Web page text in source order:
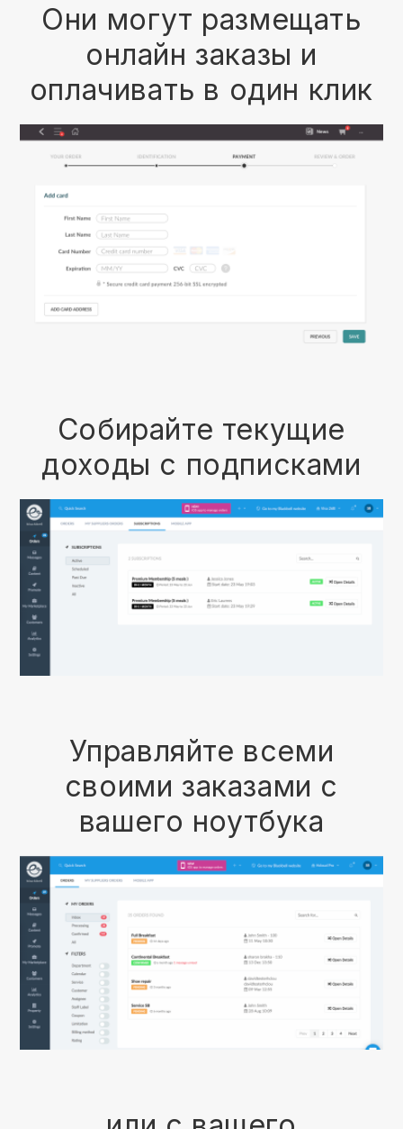
Они могут размещать
онлайн заказы и
оплачивать в один клик
Собирайте текущие
доходы с подписками
Управляйте всеми
своими заказами с
вашего ноутбука